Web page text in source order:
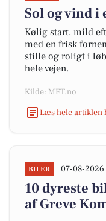
Sol og vind i
Kølig start, mild
med en frisk
stille og roligt i
hele vejen.
Kilde: MET.no
Læs hele artiklen
BILER 07-08-2026
10 dyreste
af Greve